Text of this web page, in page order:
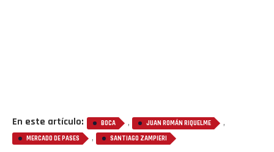
En este artículo: BOCA , JUAN ROMÁN RIQUELME ,
MERCADO DE PASES , SANTIAGO ZAMPIERI